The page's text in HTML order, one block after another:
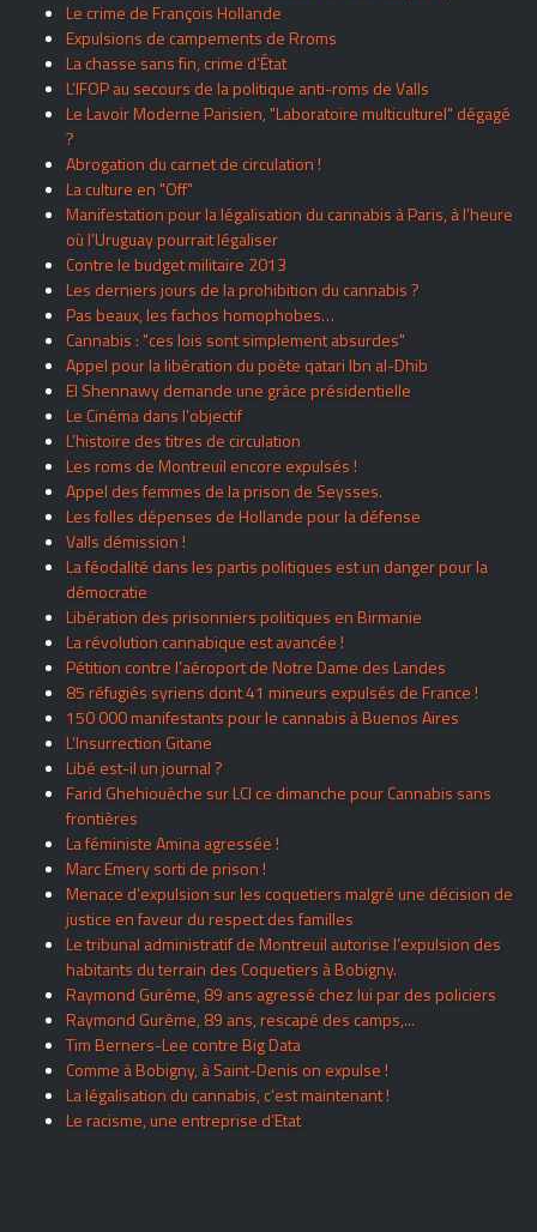
Le crime de François Hollande
Expulsions de campements de Rroms
La chasse sans fin, crime d’État
L’IFOP au secours de la politique anti-roms de Valls
Le Lavoir Moderne Parisien, "Laboratoire multiculturel" dégagé
?
Abrogation du carnet de circulation !
La culture en "Off"
Manifestation pour la légalisation du cannabis à Paris, à l’heure
où l’Uruguay pourrait légaliser
Contre le budget militaire 2013
Les derniers jours de la prohibition du cannabis ?
Pas beaux, les fachos homophobes…
Cannabis : "ces lois sont simplement absurdes"
Appel pour la libération du poète qatari Ibn al-Dhib
El Shennawy demande une grâce présidentielle
Le Cinéma dans l’objectif
L’histoire des titres de circulation
Les roms de Montreuil encore expulsés !
Appel des femmes de la prison de Seysses.
Les folles dépenses de Hollande pour la défense
Valls démission !
La féodalité dans les partis politiques est un danger pour la
démocratie
Libération des prisonniers politiques en Birmanie
La révolution cannabique est avancée !
Pétition contre l’aéroport de Notre Dame des Landes
85 réfugiés syriens dont 41 mineurs expulsés de France !
150 000 manifestants pour le cannabis à Buenos Aires
L’Insurrection Gitane
Libé est-il un journal ?
Farid Ghehiouèche sur LCI ce dimanche pour Cannabis sans
frontières
La féministe Amina agressée !
Marc Emery sorti de prison !
Menace d’expulsion sur les coquetiers malgré une décision de
justice en faveur du respect des familles
Le tribunal administratif de Montreuil autorise l’expulsion des
habitants du terrain des Coquetiers à Bobigny.
Raymond Gurême, 89 ans agressé chez lui par des policiers
Raymond Gurême, 89 ans, rescapé des camps,...
Tim Berners-Lee contre Big Data
Comme à Bobigny, à Saint-Denis on expulse !
La légalisation du cannabis, c’est maintenant !
Le racisme, une entreprise d’Etat